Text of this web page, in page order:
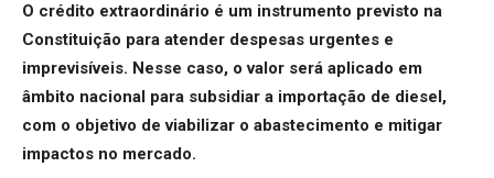
O crédito extraordinário é um instrumento previsto na
Constituição para atender despesas urgentes e
imprevisíveis. Nesse caso, o valor será aplicado em
âmbito nacional para subsidiar a importação de diesel,
com o objetivo de viabilizar o abastecimento e mitigar
impactos no mercado.